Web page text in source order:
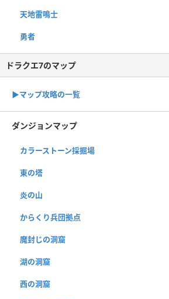
天地雷鳴士
勇者
ドラクエ7のマップ
▶︎マップ攻略の一覧
ダンジョンマップ
カラーストーン採掘場
東の塔
炎の山
からくり兵団拠点
魔封じの洞窟
湖の洞窟
西の洞窟